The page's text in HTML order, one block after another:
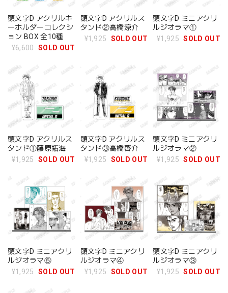
頭文字D アクリルキ
ーホルダーコレクシ
ョン BOX 全10種
¥6,600
SOLD OUT
頭文字D アクリルス
タンド②高橋涼介
¥1,925
SOLD OUT
頭文字D ミニアクリ
ルジオラマ①
¥1,925 SOLD OUT
頭文字D アクリルス
タンド①藤原拓海
¥1,925
SOLD OUT
頭文字D アクリルス
タンド③高橋啓介
¥1,925
SOLD OUT
頭文字D ミニアクリ
ルジオラマ②
¥1,925 SOLD OUT
頭文字D ミニアクリ
ルジオラマ⑤
¥1,925
SOLD OUT
頭文字D ミニアクリ
ルジオラマ④
¥1,925
SOLD OUT
頭文字D ミニアクリ
ルジオラマ③
¥1,925 SOLD OUT